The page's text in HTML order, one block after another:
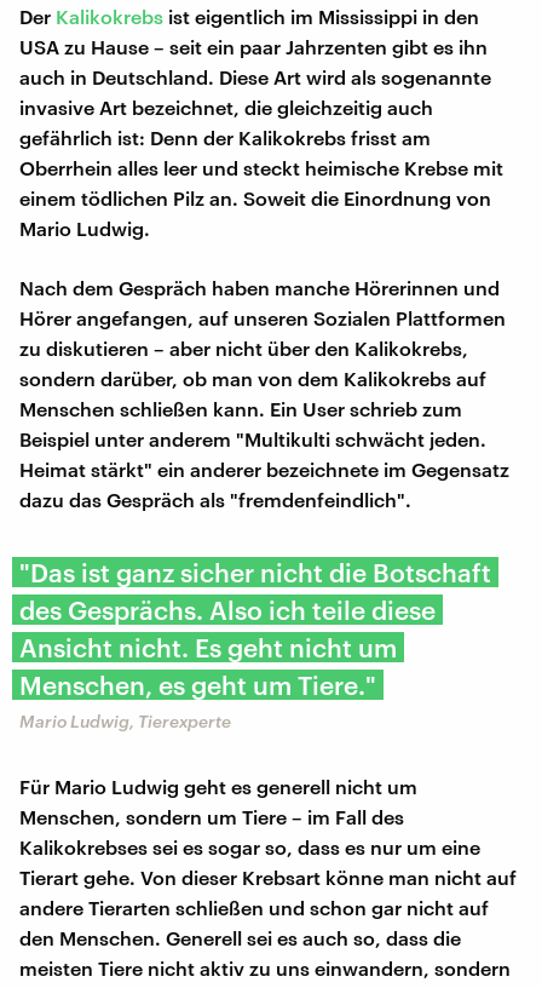
Der Kalikokrebs ist eigentlich im Mississippi in den
USA zu Hause – seit ein paar Jahrzenten gibt es ihn
auch in Deutschland. Diese Art wird als sogenannte
invasive Art bezeichnet, die gleichzeitig auch
gefährlich ist: Denn der Kalikokrebs frisst am
Oberrhein alles leer und steckt heimische Krebse mit
einem tödlichen Pilz an. Soweit die Einordnung von
Mario Ludwig.
Nach dem Gespräch haben manche Hörerinnen und
Hörer angefangen, auf unseren Sozialen Plattformen
zu diskutieren – aber nicht über den Kalikokrebs,
sondern darüber, ob man von dem Kalikokrebs auf
Menschen schließen kann. Ein User schrieb zum
Beispiel unter anderem "Multikulti schwächt jeden.
Heimat stärkt" ein anderer bezeichnete im Gegensatz
dazu das Gespräch als "fremdenfeindlich".
"Das ist ganz sicher nicht die Botschaft
des Gesprächs. Also ich teile diese
Ansicht nicht. Es geht nicht um
Menschen, es geht um Tiere."
Mario Ludwig, Tierexperte
Für Mario Ludwig geht es generell nicht um
Menschen, sondern um Tiere – im Fall des
Kalikokrebses sei es sogar so, dass es nur um eine
Tierart gehe. Von dieser Krebsart könne man nicht auf
andere Tierarten schließen und schon gar nicht auf
den Menschen. Generell sei es auch so, dass die
meisten Tiere nicht aktiv zu uns einwandern, sondern